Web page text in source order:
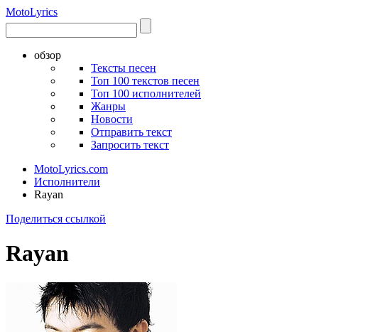
MotoLyrics
обзор
Тексты песен
Топ 100 текстов песен
Топ 100 исполнителей
Жанры
Новости
Отправить текст
Запросить текст
MotoLyrics.com
Исполнители
Rayan
Поделиться ссылкой
Rayan